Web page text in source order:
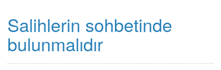
Salihlerin sohbetinde
bulunmalıdır